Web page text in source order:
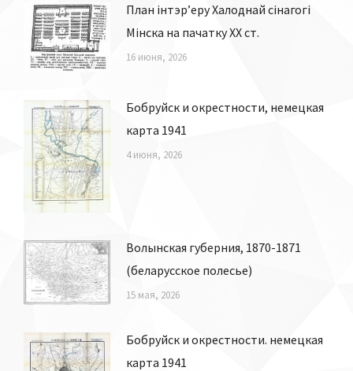
План інтэр’еру Халоднай сінагогі
Мiнска на пачатку ХХ ст.
16 июня, 2026
Бобруйск и окрестности, немецкая
карта 1941
4 июня, 2026
Волынская губерния, 1870-1871
(беларусское полесье)
15 мая, 2026
Бобруйск и окрестности. немецкая
карта 1941